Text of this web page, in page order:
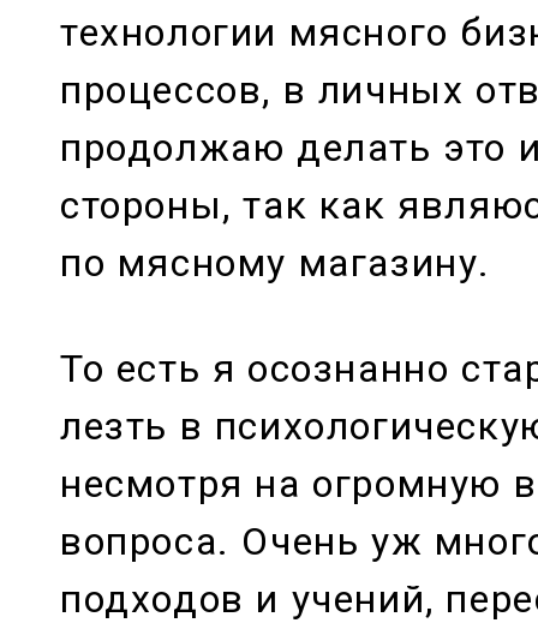
технологии мясного
процессов, в личных
продолжаю делать это
стороны, так как
по мясному магазину.
То есть я осознанно
лезть в
несмотря на огромную
вопроса. Очень уж
подходов и учений,